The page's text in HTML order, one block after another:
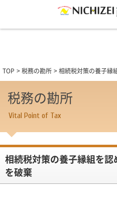
TOP 税務の勘所 相続税対策の養子
税務の勘所
Vital Point of Tax
相続税対策の養子縁組を
を破棄